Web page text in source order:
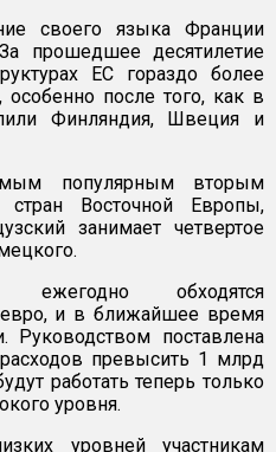
своего языка Франции
прошедшее десятилетие
ЕС гораздо более
особенно после того, как в
Финляндия, Швеция и
популярным вторым
Восточной Европы,
занимает четвертое
ежегодно обходятся
и в ближайшее время
Руководством поставлена
превысить 1 млрд
работать теперь только
уровня.
уровней участникам